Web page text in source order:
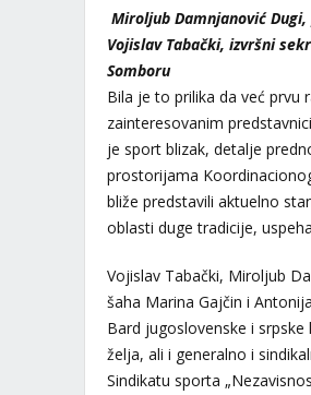
Miroljub Damnjanović
Vojislav Tabački, izvršni
Somboru
Bila je to prilika da već prvu
zainteresovanim
je sport blizak, detalje
prostorijama
bliže predstavili aktuelno
oblasti duge tradicije,
Vojislav Tabački, Miroljub
šaha Marina Gajčin i
Bard jugoslovenske i srpske
želja, ali i generalno i
Sindikatu sporta